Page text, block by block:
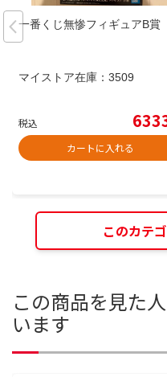
一番くじ無惨フィギュアB賞
マイストア在庫： 3509
税込
カートに入れる
このカテ
この商品を見た
います